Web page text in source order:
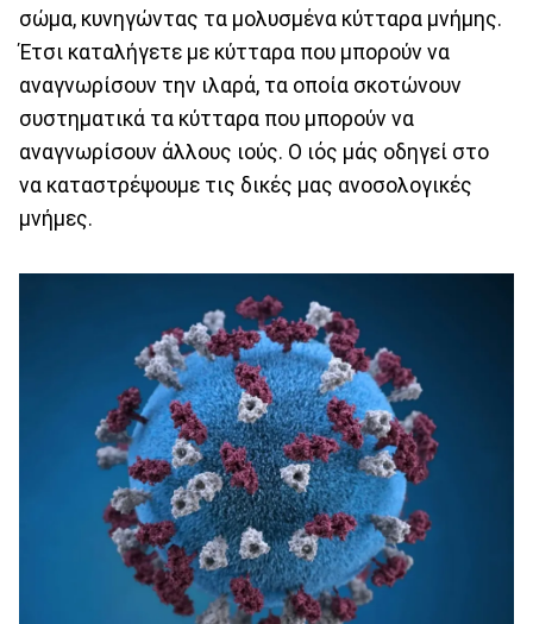
σώμα, κυνηγώντας τα μολυσμένα κύτταρα μνήμης.
Έτσι καταλήγετε με κύτταρα που μπορούν να
αναγνωρίσουν την ιλαρά, τα οποία σκοτώνουν
συστηματικά τα κύτταρα που μπορούν να
αναγνωρίσουν άλλους ιούς. Ο ιός μάς οδηγεί στο
να καταστρέψουμε τις δικές μας ανοσολογικές
μνήμες.